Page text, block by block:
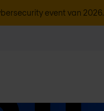
event van 2026.